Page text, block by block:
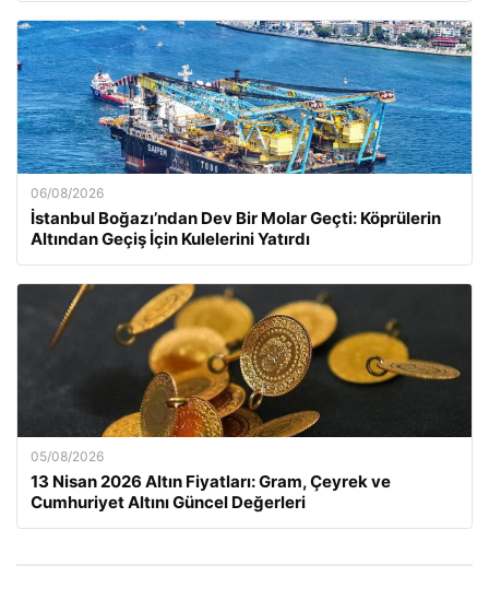
06/08/2026
İstanbul Boğazı’ndan Dev Bir Molar Geçti: Köprülerin
Altından Geçiş İçin Kulelerini Yatırdı
05/08/2026
13 Nisan 2026 Altın Fiyatları: Gram, Çeyrek ve
Cumhuriyet Altını Güncel Değerleri